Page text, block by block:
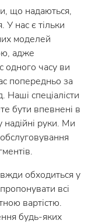
що надаються,
У нас є тільки
моделей
адже
одного часу ви
попередньо за
Наші спеціалісти
бути впевнені в
руки. Ми
обходиться у
всі
вартістю.
будь-яких